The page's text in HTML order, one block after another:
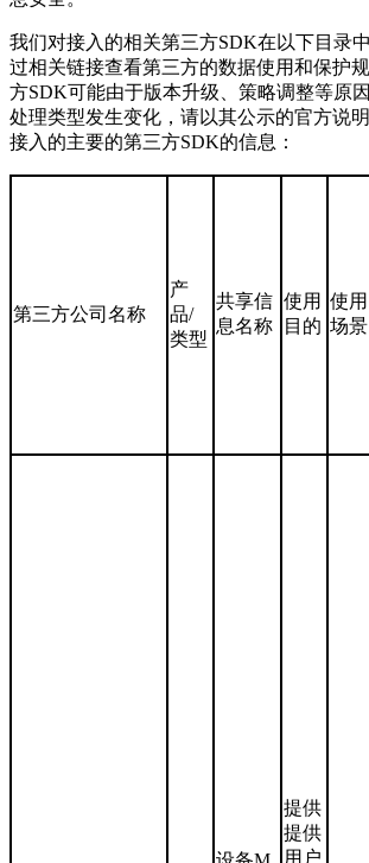
我们对接入的相关第三方SDK在以下目录
过相关链接查看第三方的数据使用和保护
方SDK可能由于版本升级、策略调整等原
处理类型发生变化，请以其公示的官方说
接入的主要的第三方SDK的信息：
第三方公司名称
产
品/
类型
共享信
息名称
使用
目的
使用
场景
提供
提供
用户